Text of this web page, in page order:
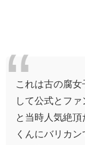
これは古の腐
して公式とフ
と当時人気絶
くんにバリカ